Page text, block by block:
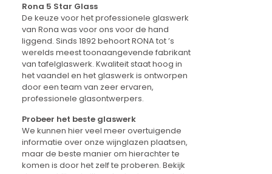
Rona 5 Star Glass
De keuze voor het professionele glaswerk
van Rona was voor ons voor de hand
liggend. Sinds 1892 behoort RONA tot ’s
werelds meest toonaangevende fabrikant
van tafelglaswerk. Kwaliteit staat hoog in
het vaandel en het glaswerk is ontworpen
door een team van zeer ervaren,
professionele glasontwerpers.
Probeer het beste glaswerk
We kunnen hier veel meer overtuigende
informatie over onze wijnglazen plaatsen,
maar de beste manier om hierachter te
komen is door het zelf te proberen. Bekijk